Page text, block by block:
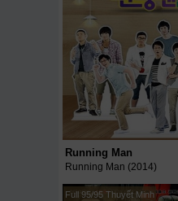
Running Man
Running Man (2014)
Full 95/95 Thuyết Minh